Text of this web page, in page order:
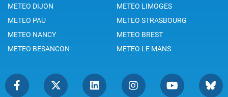
METEO DIJON
METEO LIMOGES
METEO PAU
METEO STRASBOURG
METEO NANCY
METEO BREST
METEO BESANCON
METEO LE MANS